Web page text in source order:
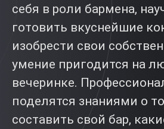
себя в роли бармена,
готовить вкуснейшие
изобрести свои
умение пригодится на
вечеринке.
поделятся знаниями о
составить свой бар,